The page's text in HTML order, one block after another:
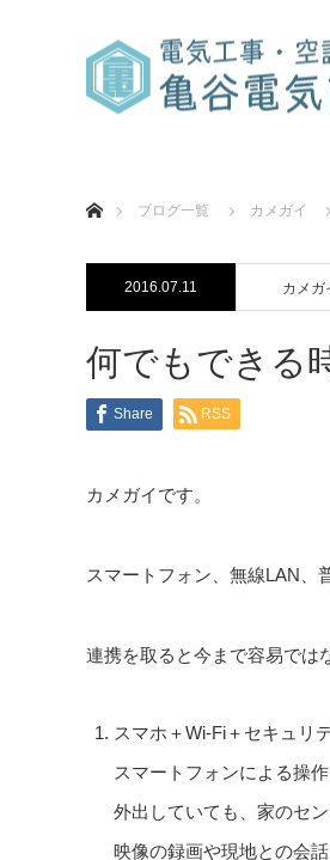
ブログ一覧
カメガイ
2016.07.11 カメガ
何でもできる
Share RSS
カメガイです。
スマートフォン、無線LAN、
連携を取ると今まで容易では
スマホ＋Wi-Fi＋セキュリ
スマートフォンによる操
外出していても、家のセ
映像の録画や現地との会話